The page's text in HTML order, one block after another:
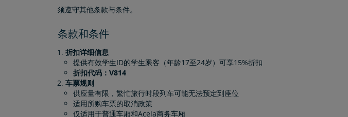
须遵守其他条款与条件。
条款和条件
折扣详细信息
提供有效学生ID的学生乘客（年龄17至24岁）可享15%折扣
折扣代码：V814
车票规则
供应量有限，繁忙旅行时段列车可能无法预定到座位
适用所购车票的取消政策
仅适用于普通车厢和Acela商务车厢